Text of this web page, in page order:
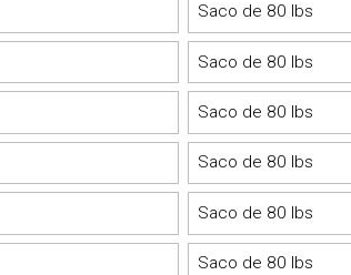
Saco de 80 lbs
Saco de 80 lbs
Saco de 80 lbs
Saco de 80 lbs
Saco de 80 lbs
Saco de 80 lbs